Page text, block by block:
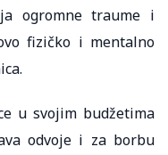
ogromne traume i
fizičko i mentalno
u svojim budžetima
odvoje i za borbu